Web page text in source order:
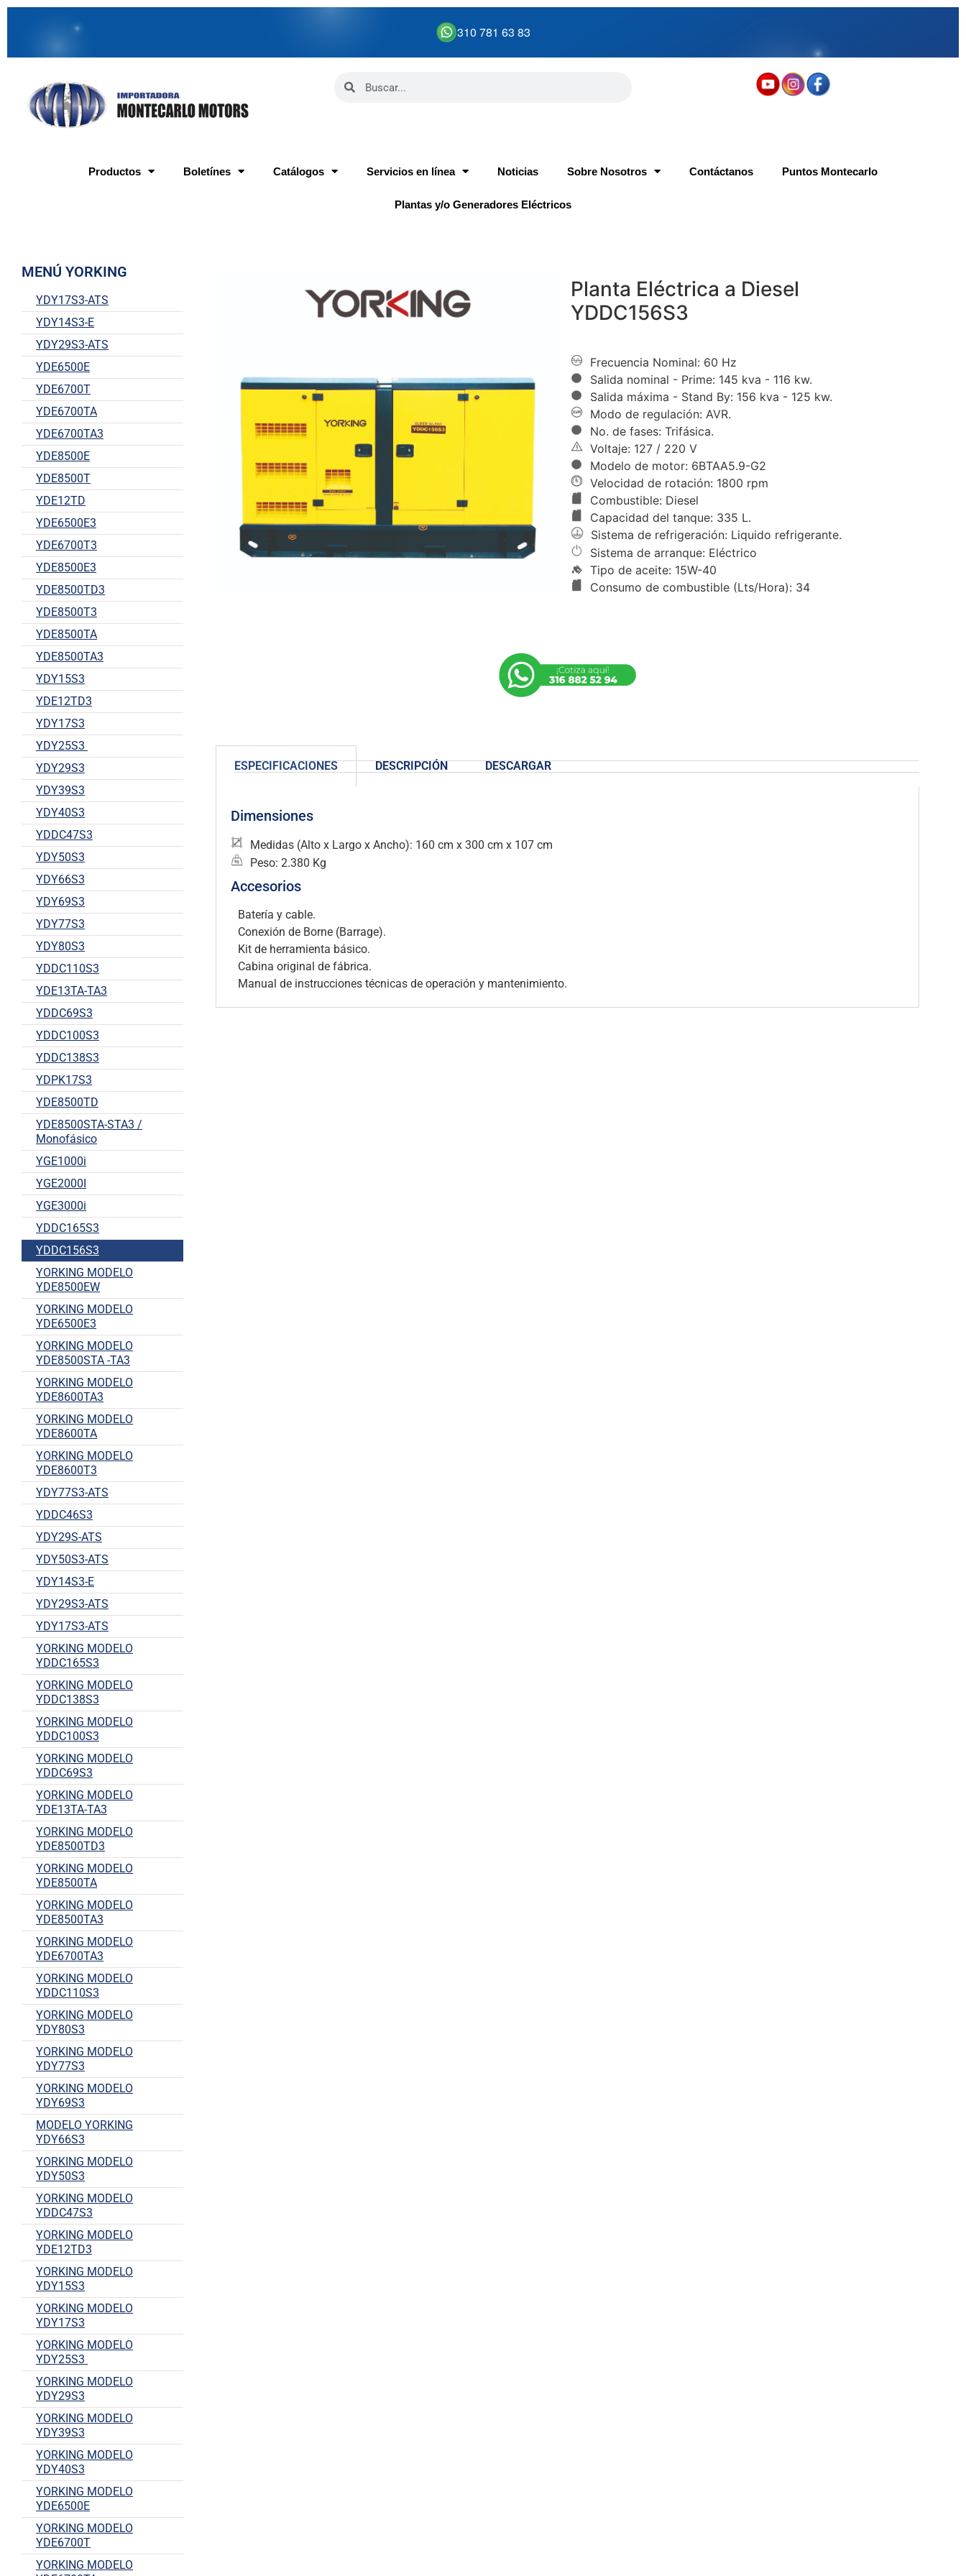
310 781 63 83
Productos Boletínes Catálogos Servicios en línea Noticias Sobre Nosotros Contáctanos Puntos Montecarlo
Plantas y/o Generadores Eléctricos
MENÚ YORKING
YDY17S3-ATS
YDY14S3-E
YDY29S3-ATS
YDE6500E
YDE6700T
YDE6700TA
YDE6700TA3
YDE8500E
YDE8500T
YDE12TD
YDE6500E3
YDE6700T3
YDE8500E3
YDE8500TD3
YDE8500T3
YDE8500TA
YDE8500TA3
YDY15S3
YDE12TD3
YDY17S3
YDY25S3
YDY29S3
YDY39S3
YDY40S3
YDDC47S3
YDY50S3
YDY66S3
YDY69S3
YDY77S3
YDY80S3
YDDC110S3
YDE13TA-TA3
YDDC69S3
YDDC100S3
YDDC138S3
YDPK17S3
YDE8500TD
YDE8500STA-STA3 /
Monofásico
YGE1000i
YGE2000I
YGE3000i
YDDC165S3
YDDC156S3
YORKING MODELO
YDE8500EW
YORKING MODELO
YDE6500E3
YORKING MODELO
YDE8500STA -TA3
YORKING MODELO
YDE8600TA3
YORKING MODELO
YDE8600TA
YORKING MODELO
YDE8600T3
YDY77S3-ATS
YDDC46S3
YDY29S-ATS
YDY50S3-ATS
YDY14S3-E
YDY29S3-ATS
YDY17S3-ATS
YORKING MODELO
YDDC165S3
YORKING MODELO
YDDC138S3
YORKING MODELO
YDDC100S3
YORKING MODELO
YDDC69S3
YORKING MODELO
YDE13TA-TA3
YORKING MODELO
YDE8500TD3
YORKING MODELO
YDE8500TA
YORKING MODELO
YDE8500TA3
YORKING MODELO
YDE6700TA3
YORKING MODELO
YDDC110S3
YORKING MODELO
YDY80S3
YORKING MODELO
YDY77S3
YORKING MODELO
YDY69S3
MODELO YORKING
YDY66S3
YORKING MODELO
YDY50S3
YORKING MODELO
YDDC47S3
YORKING MODELO
YDE12TD3
YORKING MODELO
YDY15S3
YORKING MODELO
YDY17S3
YORKING MODELO
YDY25S3
YORKING MODELO
YDY29S3
YORKING MODELO
YDY39S3
YORKING MODELO
YDY40S3
YORKING MODELO
YDE6500E
YORKING MODELO
YDE6700T
YORKING MODELO
Planta Eléctrica a Diesel
YDDC156S3
Frecuencia Nominal: 60 Hz
Salida nominal - Prime: 145 kva - 116 kw.
Salida máxima - Stand By: 156 kva - 125 kw.
Modo de regulación: AVR.
No. de fases: Trifásica.
Voltaje: 127 / 220 V
Modelo de motor: 6BTAA5.9-G2
Velocidad de rotación: 1800 rpm
Combustible: Diesel
Capacidad del tanque: 335 L.
Sistema de refrigeración: Liquido refrigerante.
Sistema de arranque: Eléctrico
Tipo de aceite: 15W-40
Consumo de combustible (Lts/Hora): 34
ESPECIFICACIONES DESCRIPCIÓN DESCARGAR
Dimensiones
Medidas (Alto x Largo x Ancho): 160 cm x 300 cm x 107 cm
Peso: 2.380 Kg
Accesorios
Batería y cable.
Conexión de Borne (Barrage).
Kit de herramienta básico.
Cabina original de fábrica.
Manual de instrucciones técnicas de operación y mantenimiento.